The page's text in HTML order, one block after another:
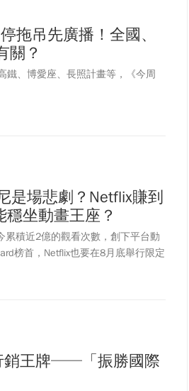
拖吊先廣播！全國、
關？
鐵、博愛座、長照計畫等，《今周
是場悲劇？Netflix賺到
坐動畫王座？
累積近2億的觀看次數，創下平台動
榜首，Netflix也要在8月底舉行限定
包括續集、外傳、音樂銷售及周邊
平台，而非在院線獨立發行。業界
後續的巨大成功，已遠超出預期，
數十億美元系列作品的潛力。相較
獵魔女團》的巨大成功，業界猜
銷王牌──「振勝國際